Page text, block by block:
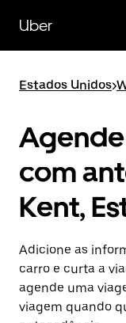
para
conteúdo
Uber
Estados Unidos>
com
Kent,
Adicione as
carro e curta a
agende uma
viagem quando